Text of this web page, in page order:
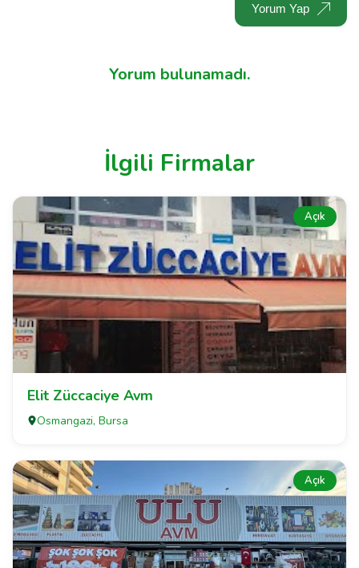
Yorum Yap
Yorum bulunamadı.
İlgili Firmalar
Açık
Elit Züccaciye Avm
Osmangazi, Bursa
Açık